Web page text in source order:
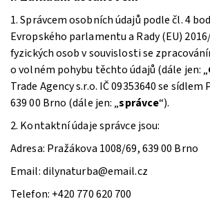
1. Správcem osobních údajů podle čl. 4
Evropského parlamentu a Rady (EU)
fyzických osob v souvislosti se
o volném pohybu těchto údajů (dále jen: „
Trade Agency s.r.o. IČ 09353640 se sídlem
639 00 Brno (dále jen: „správce“).
2. Kontaktní údaje správce jsou:
Adresa: Pražákova 1008/69, 639 00 Brno
Email: dilynaturba@email.cz
Telefon: +420 770 620 700